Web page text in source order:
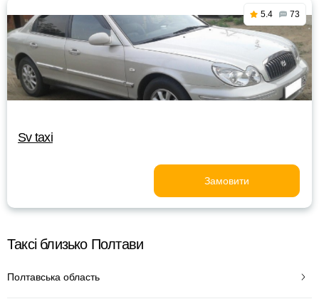
5.4 73
Sv taxi
Замовити
Таксі близько Полтави
Полтавська область